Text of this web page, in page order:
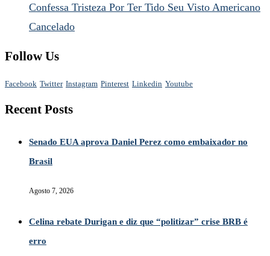
Confessa Tristeza Por Ter Tido Seu Visto Americano
Cancelado
Follow Us
Facebook Twitter Instagram Pinterest Linkedin Youtube
Recent Posts
Senado EUA aprova Daniel Perez como embaixador no
Brasil
Agosto 7, 2026
Celina rebate Durigan e diz que “politizar” crise BRB é
erro